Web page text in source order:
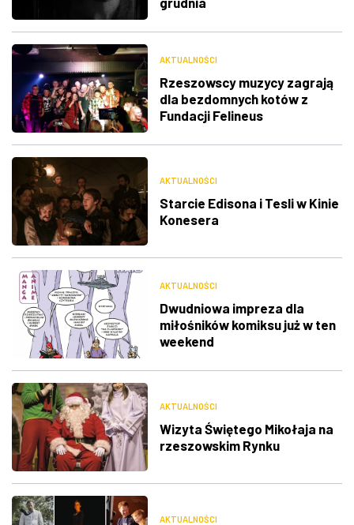
AKTUALNOŚCI
Rzeszowscy muzycy zagrają
dla bezdomnych kotów z
Fundacji Felineus
AKTUALNOŚCI
Starcie Edisona i Tesli w Kinie
Konesera
AKTUALNOŚCI
Dwudniowa impreza dla
miłośników komiksu już w ten
weekend
AKTUALNOŚCI
Wizyta Świętego Mikołaja na
rzeszowskim Rynku
AKTUALNOŚCI